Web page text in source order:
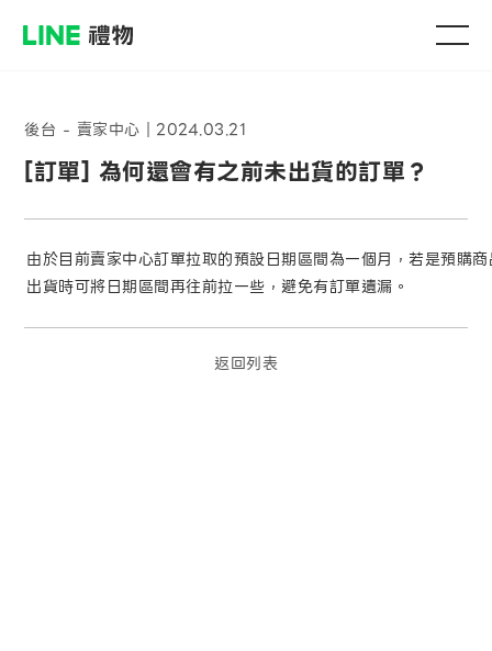
後台 - 賣家中心 ｜ 2024.03.21
[訂單] 為何還會有之前未出貨的訂單？
由於目前賣家中心訂單拉取的預設日期區間為一個月，若是預購
出貨時可將日期區間再往前拉一些，避免有訂單遺漏。
返回列表